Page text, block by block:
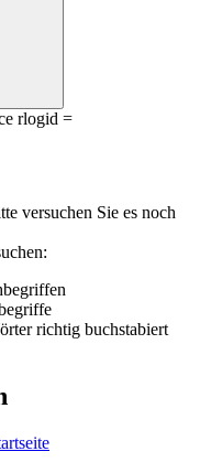
rlogid =
versuchen Sie es noch
richtig buchstabiert